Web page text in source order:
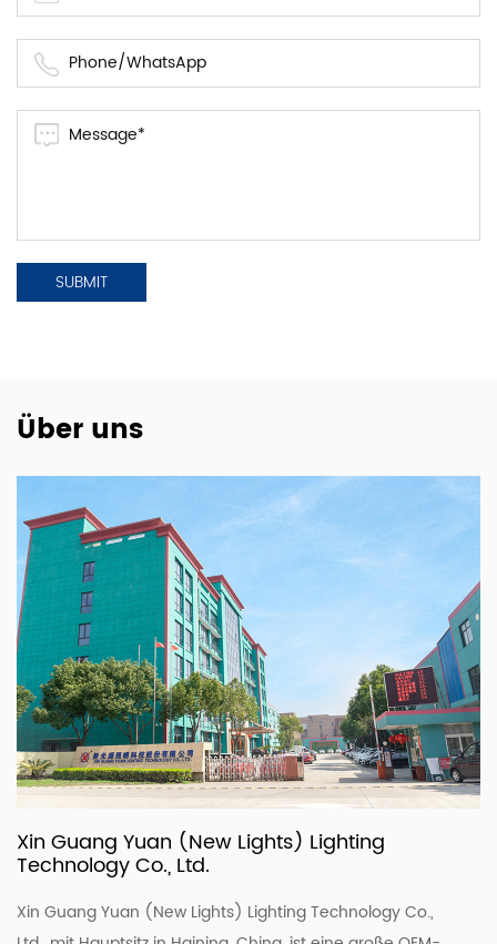
Über uns
Xin Guang Yuan (New Lights) Lighting
Technology Co., Ltd.
Xin Guang Yuan (New Lights) Lighting Technology Co.,